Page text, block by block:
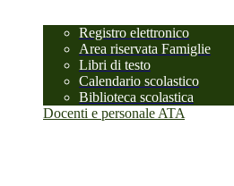
Registro elettronico
Area riservata Famiglie
Libri di testo
Calendario scolastico
Biblioteca scolastica
Docenti e personale ATA